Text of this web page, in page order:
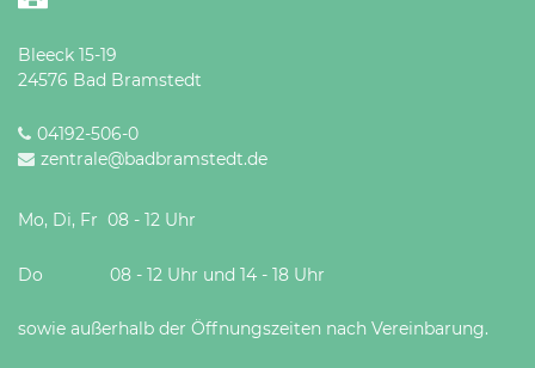
Bleeck 15-19
24576 Bad Bramstedt
04192-506-0
zentrale@badbramstedt.de
Mo, Di, Fr 08 - 12 Uhr
Do 08 - 12 Uhr und 14 - 18 Uhr
sowie außerhalb der Öffnungszeiten nach Vereinbarung.